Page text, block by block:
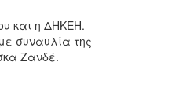
και η ΔΗΚΕΗ.
συναυλία της
Ζανδέ.